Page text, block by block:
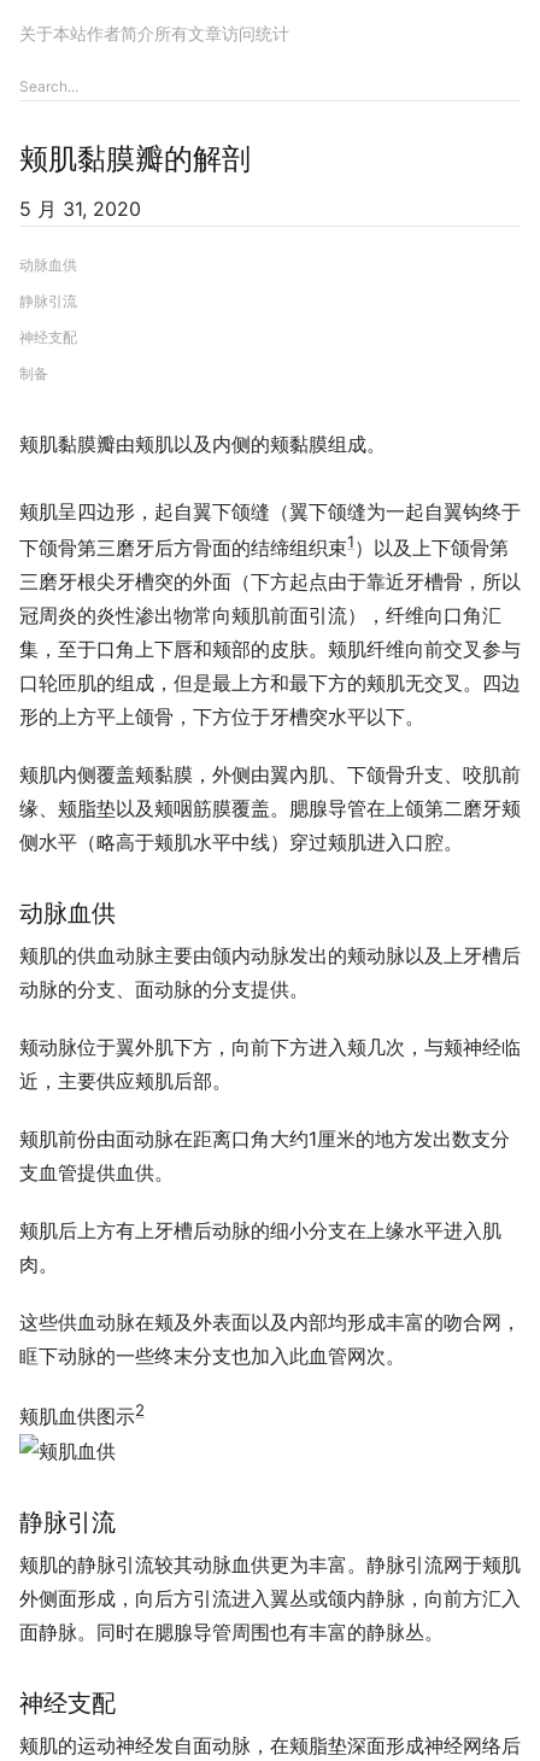
关于本站作者简介所有文章访问统计
颊肌黏膜瓣的解剖
5 月 31, 2020
动脉血供
静脉引流
神经支配
制备
颊肌黏膜瓣由颊肌以及内侧的颊黏膜组成。
颊肌呈四边形，起自翼下颌缝（翼下颌缝为一起自翼钩终于
下颌骨第三磨牙后方骨面的结缔组织束1）以及上下颌骨第
三磨牙根尖牙槽突的外面（下方起点由于靠近牙槽骨，所以
冠周炎的炎性渗出物常向颊肌前面引流），纤维向口角汇
集，至于口角上下唇和颊部的皮肤。颊肌纤维向前交叉参与
口轮匝肌的组成，但是最上方和最下方的颊肌无交叉。四边
形的上方平上颌骨，下方位于牙槽突水平以下。
颊肌内侧覆盖颊黏膜，外侧由翼內肌、下颌骨升支、咬肌前
缘、 颊脂垫以及颊咽筋膜覆盖。腮腺导管在上颌第二磨牙颊
侧水平（略高于颊肌水平中线）穿过颊肌进入口腔。
动脉血供
颊肌的供血动脉主要由颌内动脉发出的颊动脉以及上牙槽后
动脉的分支、面动脉的分支提供。
颊动脉位于翼外肌下方，向前下方进入颊几次，与颊神经临
近，主要供应颊肌后部。
颊肌前份由面动脉在距离口角大约1厘米的地方发出数支分
支血管提供血供。
颊肌后上方有上牙槽后动脉的细小分支在上缘水平进入肌
肉。
这些供血动脉在颊及外表面以及内部均形成丰富的吻合网，
眶下动脉的一些终末分支也加入此血管网次。
颊肌血供图示2
静脉引流
颊肌的静脉引流较其动脉血供更为丰富。静脉引流网于颊肌
外侧面形成，向后方引流进入翼丛或颌内静脉，向前方汇入
面静脉。同时在腮腺导管周围也有丰富的静脉丛。
神经支配
颊肌的运动神经发自面动脉，在颊脂垫深面形成神经网络后